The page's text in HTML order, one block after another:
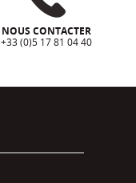
NOUS CONTACTER
+33 (0)5 17 81 04 40